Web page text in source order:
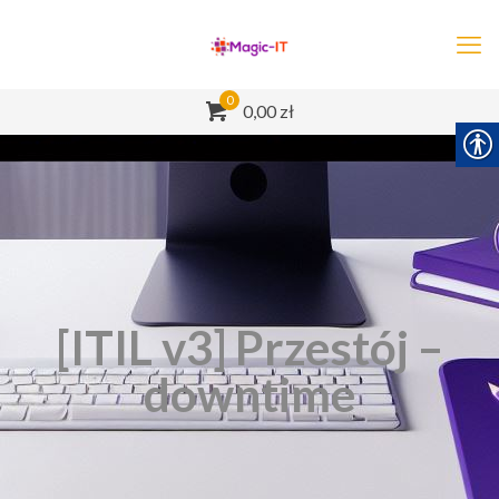
0
0,00 zł
[ITIL v3] Przestój –
downtime